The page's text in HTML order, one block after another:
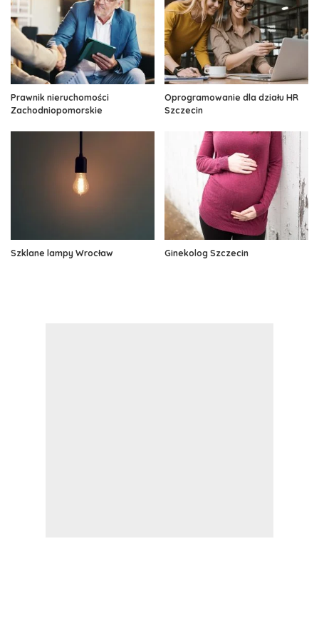
Prawnik nieruchomości
Zachodniopomorskie
Oprogramowanie dla działu HR
Szczecin
Szklane lampy Wrocław Ginekolog Szczecin